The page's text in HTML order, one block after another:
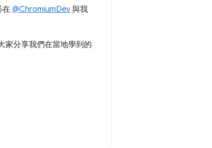
在 @ChromiumDev 與我
家分享我們在當地學到的